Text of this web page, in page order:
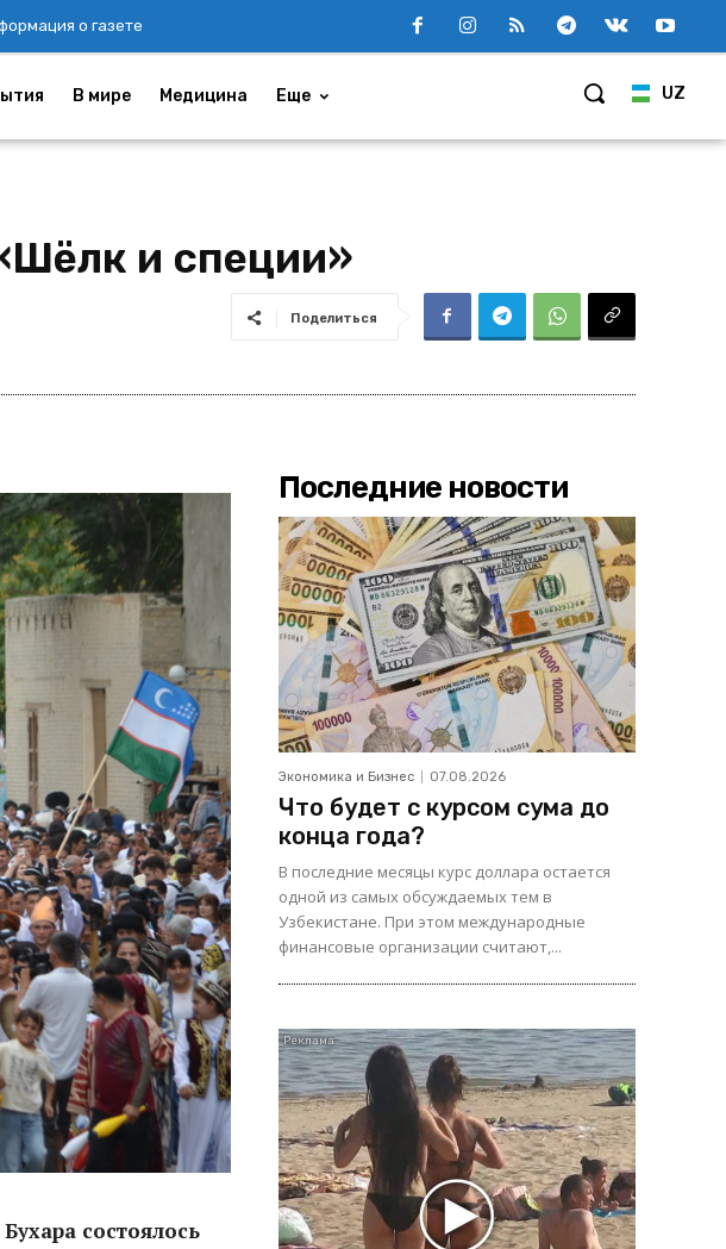
о газете
UZ
В мире Медицина Еще
и специи»
Поделиться
состоялось
Последние новости
Экономика и Бизнес 07.08.2026
Что будет с курсом сума до
конца года?
В последние месяцы курс доллара остается
одной из самых обсуждаемых тем в
Узбекистане. При этом международные
финансовые организации считают,...